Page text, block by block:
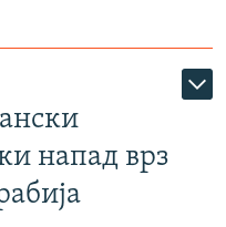
напад врз